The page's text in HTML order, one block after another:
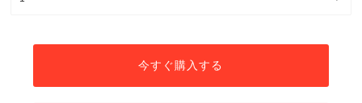
今すぐ購入する